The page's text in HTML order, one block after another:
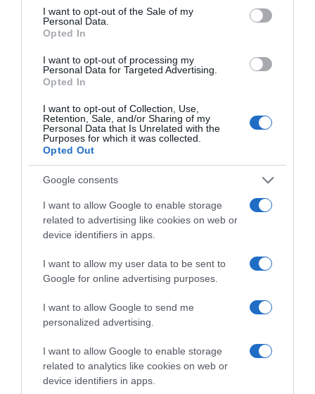
consent section.
I want to opt-out of the Sale of my
Personal Data.
Opted In
I want to opt-out of processing my
Personal Data for Targeted Advertising.
Opted In
I want to opt-out of Collection, Use,
Retention, Sale, and/or Sharing of my
Personal Data that Is Unrelated with the
Purposes for which it was collected.
Opted Out
Google consents
I want to allow Google to enable storage
related to advertising like cookies on web or
device identifiers in apps.
I want to allow my user data to be sent to
Google for online advertising purposes.
I want to allow Google to send me
personalized advertising.
I want to allow Google to enable storage
related to analytics like cookies on web or
device identifiers in apps.
Proportions pour 4 Personnes Temps de Préparation 5 Minutes
Lire la suite »
26 février 2014 0 3 329
Kiwi de l’Adour IGP chaud et Foie gras des
Landes poêlé
Proportions pour 4 Personnes Temps de Préparation 5 Minutes
Temps de Cuisson 5 Minutes …
Lire la suite »